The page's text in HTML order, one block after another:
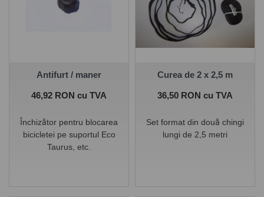
Antifurt / maner
Pret
46,92 RON cu TVA
Închizător pentru blocarea
bicicletei pe suportul Eco
Taurus, etc.
Curea de 2 x 2,5 m
Pret
36,50 RON cu TVA
Set format din două chingi
lungi de 2,5 metri